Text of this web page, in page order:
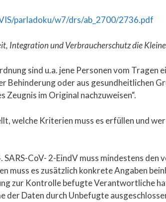
parladoku/w7/drs/ab_2700/2736.pdf
Integration und Verbraucherschutz die
sind u.a. jene Personen vom Tragen
Behinderung oder aus gesundheitlichen
im Original nachzuweisen“.
welche Kriterien muss es erfüllen und
CoV- 2-EindV muss mindestens den
muss es zusätzlich konkrete Angaben
zur Kontrolle befugte Verantwortliche
der Daten durch Unbefugte